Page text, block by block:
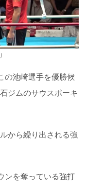
の池崎選手を優勝候
ジムのサウスポーキ
から繰り出される強
ンを奪っている強打